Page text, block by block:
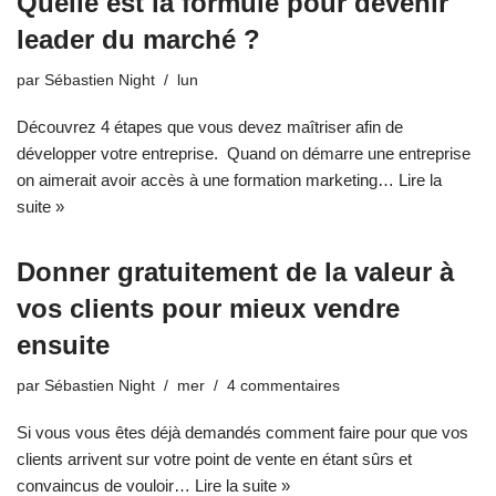
leader du marché ?
par Sébastien Night lun
Découvrez 4 étapes que vous devez maîtriser afin de
développer votre entreprise. Quand on démarre une entreprise
on aimerait avoir accès à une formation marketing… Lire la
suite »
Donner gratuitement de la valeur à
vos clients pour mieux vendre
ensuite
par Sébastien Night mer 4 commentaires
Si vous vous êtes déjà demandés comment faire pour que vos
clients arrivent sur votre point de vente en étant sûrs et
convaincus de vouloir… Lire la suite »